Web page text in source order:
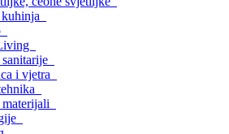
i vjetra